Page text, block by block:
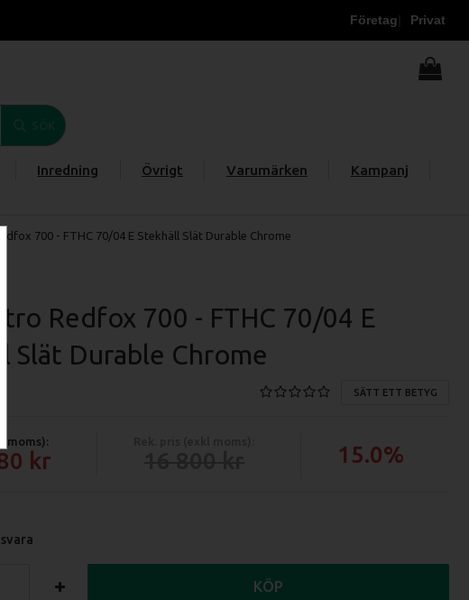
Företag Privat
Inredning Övrigt Varumärken
Kampanj
700 - FTHC 70/04 E Stekhäll Slät Durable Chrome
Redfox 700 - FTHC 70/04 E
Slät Durable Chrome
SÄTT ETT BETYG
moms): 15.0%
KÖP